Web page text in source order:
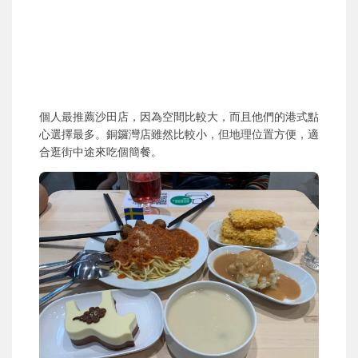
個人最推薦沙田店，因為空間比較大，而且他們的港式點
心選擇最多。銅鑼灣店雖然比較小，但地理位置方便，適
合逛街中途來吃個簡餐。